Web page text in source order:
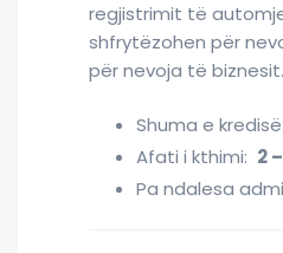
regjistrimit të
shfrytëzohen për
për nevoja të biznesit.
Shuma e kredisë:
Afati i kthimi: 2
Pa ndalesa